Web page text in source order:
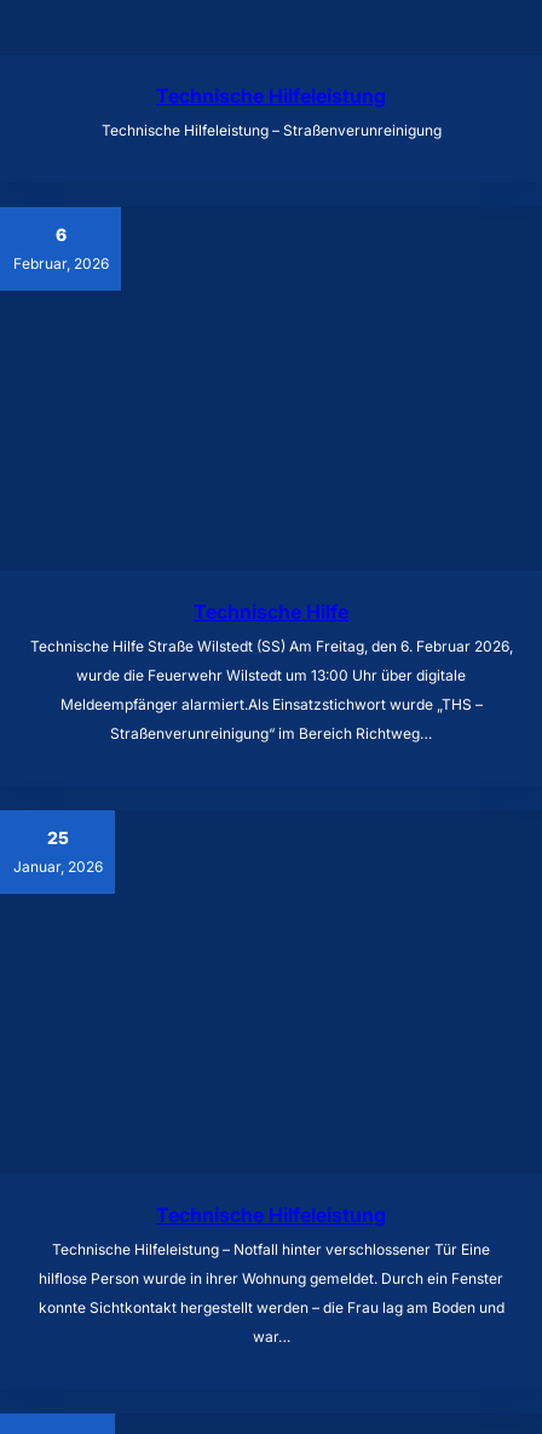
Technische Hilfeleistung
Technische Hilfeleistung – Straßenverunreinigung
6
Februar, 2026
Technische Hilfe
Technische Hilfe Straße Wilstedt (SS) Am Freitag, den 6. Februar 2026,
wurde die Feuerwehr Wilstedt um 13:00 Uhr über digitale
Meldeempfänger alarmiert.Als Einsatzstichwort wurde „THS –
Straßenverunreinigung“ im Bereich Richtweg…
25
Januar, 2026
Technische Hilfeleistung
Technische Hilfeleistung – Notfall hinter verschlossener Tür Eine
hilflose Person wurde in ihrer Wohnung gemeldet. Durch ein Fenster
konnte Sichtkontakt hergestellt werden – die Frau lag am Boden und
war…